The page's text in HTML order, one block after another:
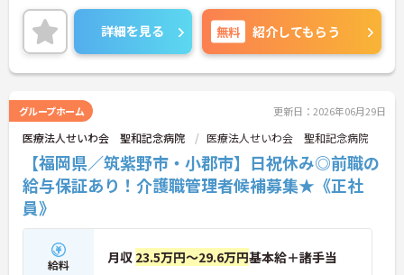
りません◎
ご興味のある方には、面接対策ポイントなど、さら
に詳細をお話しいたしますのでお気軽にご相談くだ
さい！
詳細を見る 無料 紹介してもらう
グループホーム 更新日：2026年06月29日
医療法人せいわ会 聖和記念病院 医療法人せいわ会 聖和記念病院
【福岡県／筑紫野市・小郡市】日祝休み◎前職の
給与保証あり！介護職管理者候補募集★《正社
員》
給料 月収 23.5万円～29.6万円基本給＋諸手当